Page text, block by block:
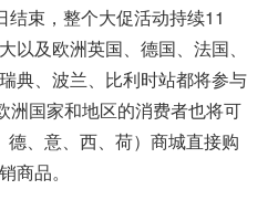
结束，整个大促活动持续11
以及欧洲英国、德国、法国、
典、波兰、比利时站都将参与
洲国家和地区的消费者也将可
、意、西、荷）商城直接购
商品。